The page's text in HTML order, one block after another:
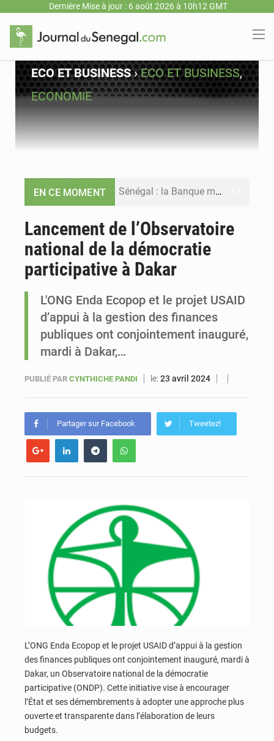
Dernière Mise à jour : 6 août 2026 à 10h12 GMT
ECO ET BUSINESS›ECO ET BUSINESS,
ECONOMIE
EN CE MOMENT Sénégal : la Banque mondiale annonce un financement de 340 milliards FCFA pour soutenir les priorités de la Vision Sénégal 2050
Sénégal : la presse salue le nouvel appui financier de la Banque mondiale
Sénégal : Ousmane Diagne prêtera serment le 11 août comme président du Conseil constitutionnel
Lancement de l’Observatoire
national de la démocratie
participative à Dakar
L'ONG Enda Ecopop et le projet USAID
d’appui à la gestion des finances
publiques ont conjointement inauguré,
mardi à Dakar,…
PUBLIÉ PAR CYNTHICHE PANDI le:23 avril 2024
Partager sur Facebook Tweetez!
L’ONG Enda Ecopop et le projet USAID d’appui à la gestion
des finances publiques ont conjointement inauguré, mardi à
Dakar, un Observatoire national de la démocratie
participative (ONDP). Cette initiative vise à encourager
l’État et ses démembrements à adopter une approche plus
ouverte et transparente dans l’élaboration de leurs
budgets.